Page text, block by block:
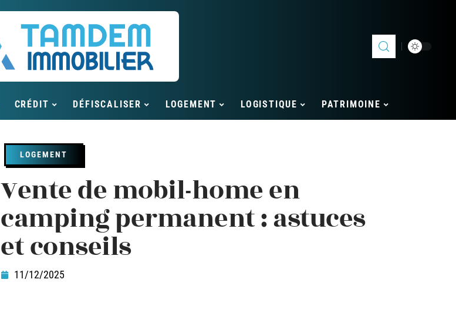
CRÉDIT DÉFISCALISER LOGEMENT LOGISTIQUE PATRIMOINE
LOGEMENT
Vente de mobil-home en
camping permanent : astuces
et conseils
11/12/2025